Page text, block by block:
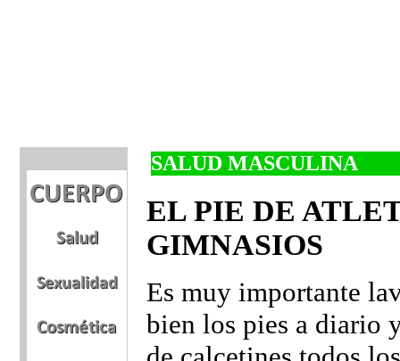
SALUD MASCULINA
EL PIE DE
GIMNASIOS
Es muy importante
bien los pies a diario